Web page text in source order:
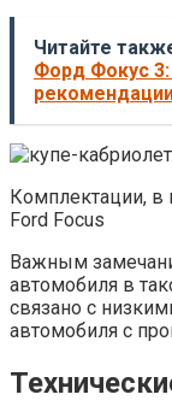
Читайте
Форд Фокус 3:
Комплектации, в
Ford Focus
Важным
автомобиля в
связано с
автомобиля с